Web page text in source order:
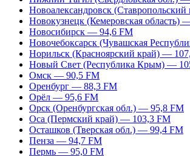
Новоалександровск
Новокузнецк (Кемеровская область)
Новосибирск — 94,6 FM
Новочебоксарск (Чувашская
Норильск (Красноярский край) —
Новый Свет (Республика Крым) —
Омск — 90,5 FM
Оренбург — 88,3 FM
Орёл — 95,6 FM
Орск (Оренбургская обл.) — 95,8 FM
Оса (Пермский край) — 103,3 FM
Осташков (Тверская обл.) — 99,4 FM
Пенза — 94,7 FM
Пермь — 95,0 FM